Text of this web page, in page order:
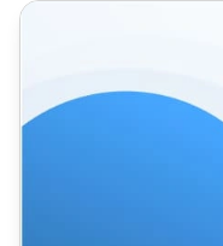
Odgovori na ljute kupce